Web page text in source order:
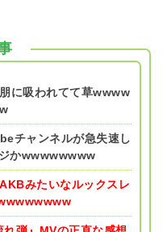
に吸われてて草wwww
チャンネルが急失速し
かwwwwwwww
みたいなルックスレ